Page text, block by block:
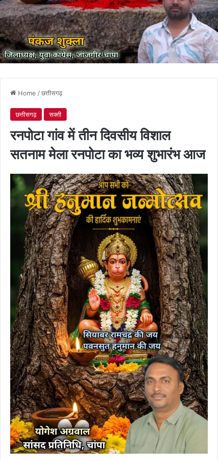
Home /छत्तीसगढ़
छत्तीसगढ़ सक्ती
रनपोटा गांव में तीन दिवसीय विशाल
सतनाम मेला रनपोटा का भव्य शुभारंभ आज